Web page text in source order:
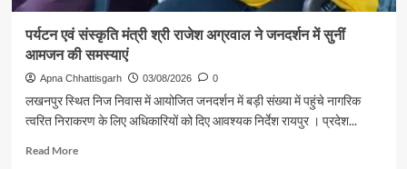
पर्यटन एवं संस्कृति मंत्री श्री राजेश अग्रवाल ने जनदर्शन में सुनीं
आमजन की समस्याएं
Apna Chhattisgarh 03/08/2026 0
लखनपुर स्थित निज निवास में आयोजित जनदर्शन में बड़ी संख्या में पहुंचे नागरिक
त्वरित निराकरण के लिए अधिकारियों को दिए आवश्यक निर्देश रायपुर । प्रदेश...
Read MoreRead